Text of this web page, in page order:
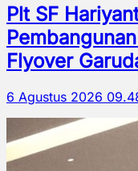
Plt SF
Flyover
6 Agustus 2026